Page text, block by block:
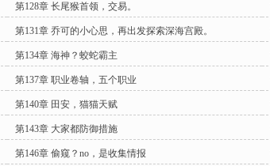
第128章 长尾猴首领，交易。
第131章 乔可的小心思，再出发探索深海宫殿。
第134章 海神？蛟蛇霸主
第137章 职业卷轴，五个职业
第140章 田安，猫猫天赋
第143章 大家都防御措施
第146章 偷窥？no，是收集情报